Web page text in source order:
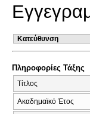
Κατεύθυνση
Πληροφορίες Τάξης
Τίτλος
Ακαδημαϊκό Έτος